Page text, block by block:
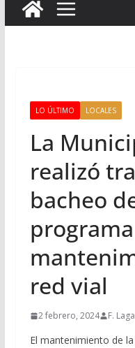
LO ÚLTIMO LOCALES
La
realizó
bacheo
red vial
2 febrero, 2024 F.
El mantenimiento de